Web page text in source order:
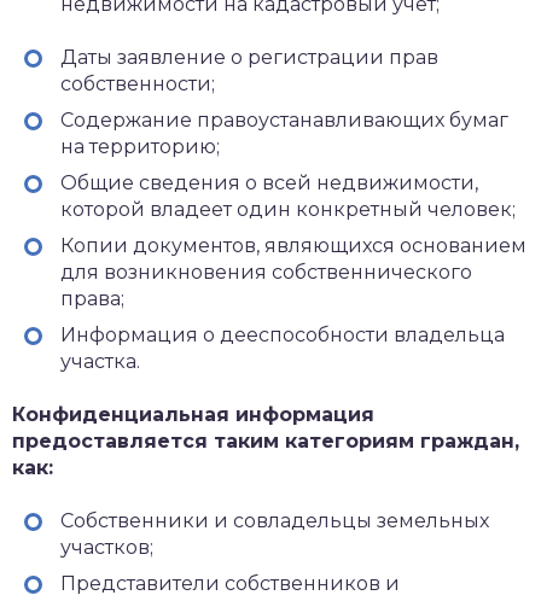
Даты заявление о регистрации прав
собственности;
Содержание правоустанавливающих бумаг
на территорию;
Общие сведения о всей недвижимости,
которой владеет один конкретный человек;
Копии документов, являющихся основанием
для возникновения собственнического
права;
Информация о дееспособности владельца
участка.
Конфиденциальная информация
предоставляется таким категориям граждан,
как:
Собственники и совладельцы земельных
участков;
Представители собственников и